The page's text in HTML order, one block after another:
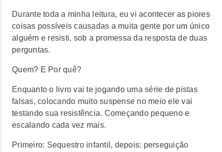
Durante toda a minha leitura, eu vi acontecer as piores
coisas possíveis causadas a muita gente por um único
alguém e resisti, sob a promessa da resposta de duas
perguntas.
Quem? E Por quê?
Enquanto o livro vai te jogando uma série de pistas
falsas, colocando muito suspense no meio ele vai
testando sua resistência. Começando pequeno e
escalando cada vez mais.
Primeiro: Sequestro infantil, depois: perseguição